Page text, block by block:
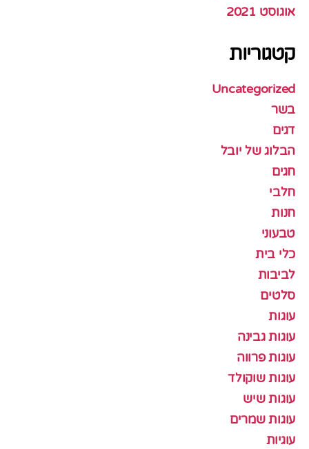
אוגוסט 2021
קטגוריות
Uncategorized
בשר
דגים
הבלוג של יובל
חגים
חלבי
חנות
טבעוני
כלי בית
לביבות
סלטים
עוגות
עוגות גבינה
עוגות פרווה
עוגות שוקולד
עוגות שיש
עוגות שמרים
עוגיות